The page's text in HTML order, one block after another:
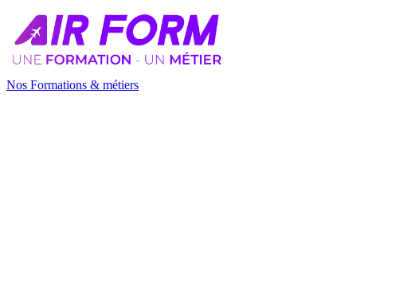
Nos Formations & métiers